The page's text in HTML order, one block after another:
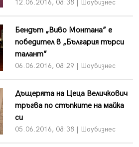
12.06.2016, 08:38 | Шоубизнес
Бендът „Виво Монтана” е
победител в „България търси
талант”
06.06.2016, 08:29 | Шоубизнес
Дъщерята на Цеца Величкович
тръгва по стъпките на майка
си
05.06.2016, 08:38 | Шоубизнес